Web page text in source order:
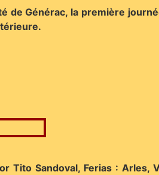
de Générac, la première
Sandoval, Ferias : Arles,